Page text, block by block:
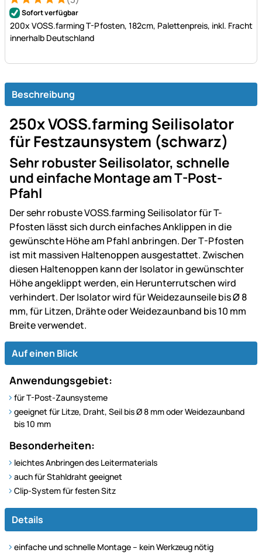
Bewertung: 5 von 5 (3 Bewertungen)
3 Bewertungen
Sofort verfügbar
200x VOSS.farming T-Pfosten, 182cm, Palettenpreis, inkl. Fracht
innerhalb Deutschland
Beschreibung
250x VOSS.farming Seilisolator
für Festzaunsystem (schwarz)
Sehr robuster Seilisolator, schnelle
und einfache Montage am T-Post-
Pfahl
Der sehr robuste VOSS.farming Seilisolator für T-
Pfosten lässt sich durch einfaches Anklippen in die
gewünschte Höhe am Pfahl anbringen. Der T-Pfosten
ist mit massiven Haltenoppen ausgestattet. Zwischen
diesen Haltenoppen kann der Isolator in gewünschter
Höhe angeklippt werden, ein Herunterrutschen wird
verhindert. Der Isolator wird für Weidezaunseile bis Ø 8
mm, für Litzen, Drähte oder Weidezaunband bis 10 mm
Breite verwendet.
Auf einen Blick
Anwendungsgebiet:
für T-Post-Zaunsysteme
geeignet für Litze, Draht, Seil bis Ø 8 mm oder Weidezaunband
bis 10 mm
Besonderheiten:
leichtes Anbringen des Leitermaterials
auch für Stahldraht geeignet
Clip-System für festen Sitz
Details
einfache und schnelle Montage – kein Werkzeug nötig